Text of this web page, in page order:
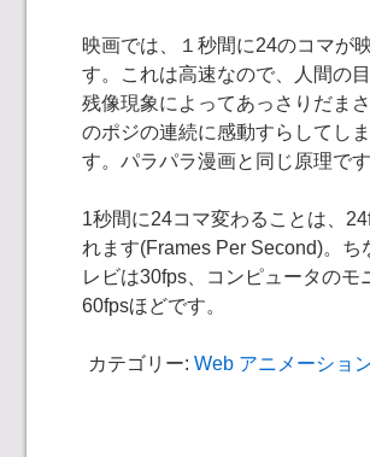
映画では、１秒間に24のコマが
す。これは高速なので、人間の
残像現象によってあっさりだま
のポジの連続に感動すらしてし
す。パラパラ漫画と同じ原理です
1秒間に24コマ変わることは、
れます(Frames Per Second)。ち
レビは30fps、コンピュータのモ
60fpsほどです。
カテゴリー: Web アニメーショ